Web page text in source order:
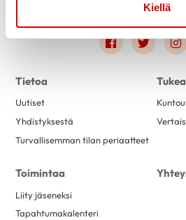
Kiellä
Link toLink
Tietoa
Uutiset
Yhdistyksestä
Turvallisemman tilan periaatteet
Tukea
Toimintaa
Liity jäseneksi
Tapahtumakalenteri